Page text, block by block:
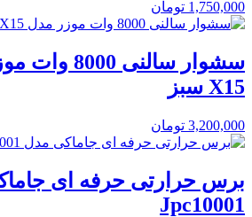
1,750,000 تومان
X15 سبز
3,200,000 تومان
برس حرارتی حرفه ای
Jpc10001